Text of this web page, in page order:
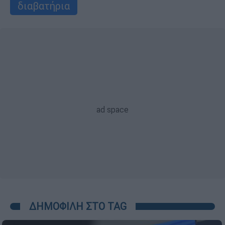
διαβατήρια
ΔΗΜΟΦΙΛΗ ΣΤΟ TAG